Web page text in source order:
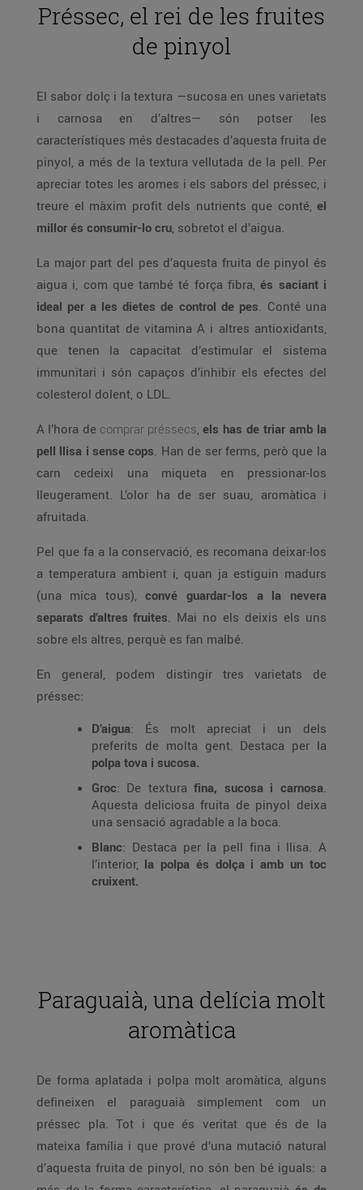
Préssec, el rei de les fruites
de pinyol
El sabor dolç i la textura —sucosa en unes varietats
i carnosa en d’altres— són potser les
característiques més destacades d’aquesta fruita de
pinyol, a més de la textura vellutada de la pell. Per
apreciar totes les aromes i els sabors del préssec, i
treure el màxim profit dels nutrients que conté, el
millor és consumir-lo cru, sobretot el d’aigua.
La major part del pes d’aquesta fruita de pinyol és
aigua i, com que també té força fibra, és saciant i
ideal per a les dietes de control de pes. Conté una
bona quantitat de vitamina A i altres antioxidants,
que tenen la capacitat d’estimular el sistema
immunitari i són capaços d’inhibir els efectes del
colesterol dolent, o LDL.
A l’hora de comprar préssecs, els has de triar amb la
pell llisa i sense cops. Han de ser ferms, però que la
carn cedeixi una miqueta en pressionar-los
lleugerament. L’olor ha de ser suau, aromàtica i
afruitada.
Pel que fa a la conservació, es recomana deixar-los
a temperatura ambient i, quan ja estiguin madurs
(una mica tous), convé guardar-los a la nevera
separats d’altres fruites. Mai no els deixis els uns
sobre els altres, perquè es fan malbé.
En general, podem distingir tres varietats de
préssec:
D’aigua: És molt apreciat i un dels
preferits de molta gent. Destaca per la
polpa tova i sucosa.
Groc: De textura fina, sucosa i carnosa.
Aquesta deliciosa fruita de pinyol deixa
una sensació agradable a la boca.
Blanc: Destaca per la pell fina i llisa. A
l’interior, la polpa és dolça i amb un toc
cruixent.
Paraguaià, una delícia molt
aromàtica
De forma aplatada i polpa molt aromàtica, alguns
defineixen el paraguaià simplement com un
préssec pla. Tot i que és veritat que és de la
mateixa família i que prové d’una mutació natural
d’aquesta fruita de pinyol, no són ben bé iguals: a